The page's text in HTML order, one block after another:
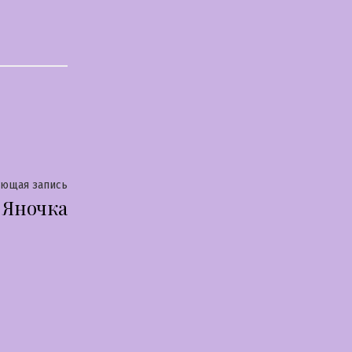
запись
Яночка